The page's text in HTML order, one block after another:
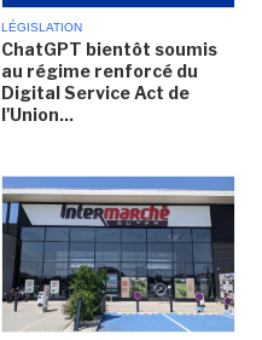
LÉGISLATION
ChatGPT bientôt soumis
au régime renforcé du
Digital Service Act de
l'Union...